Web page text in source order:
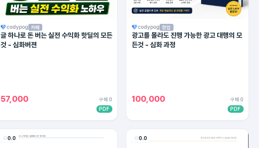
codypog 카페
글 하나로 돈 버는 실전 수익화 핫딜의 모든
것 - 심화버젼
57,000
구매 0
PDF
codypog 창업
광고를 몰라도 진행 가능한 광고 대행의 모
든것 - 심화 과정
100,000
구매 0
PDF
0.0 0.0